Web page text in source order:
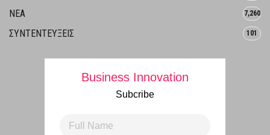
ΝΕΑ 7,260
ΣΥΝΤΕΝΤΕΥΞΕΙΣ 101
Business Innovation
Subcribe